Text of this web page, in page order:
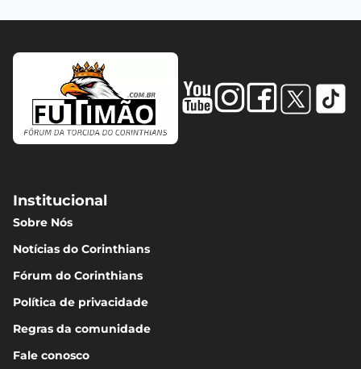
Institucional
Sobre Nós
Notícias do Corinthians
Fórum do Corinthians
Política de privacidade
Regras da comunidade
Fale conosco